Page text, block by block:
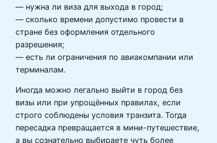
— нужна ли виза для выхода в город;
— сколько времени допустимо провести в
стране без оформления отдельного
разрешения;
— есть ли ограничения по авиакомпании или
терминалам.
Иногда можно легально выйти в город без
визы или при упрощённых правилах, если
строго соблюдены условия транзита. Тогда
пересадка превращается в мини-путешествие,
а вы сознательно выбираете чуть более